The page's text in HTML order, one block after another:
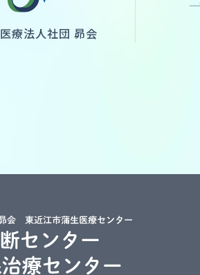
医療法人社団 昴会